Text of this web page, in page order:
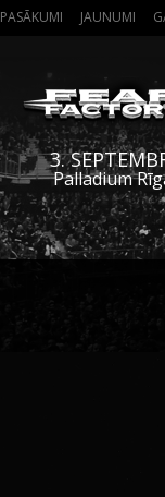
PASĀKUMI JAUNUMI
3.
Palladium